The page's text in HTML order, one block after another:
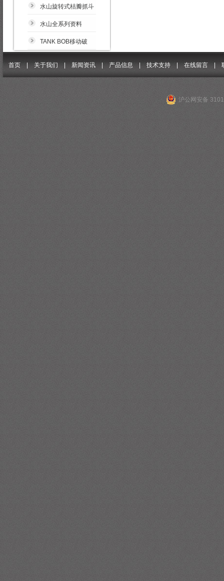
水山旋转式桔瓣抓斗
水山全系列资料
TANK BOB移动破
首页 |关于我们 |新闻资讯 | 产品信息| 技术支持|在线留言 |
沪公网安备